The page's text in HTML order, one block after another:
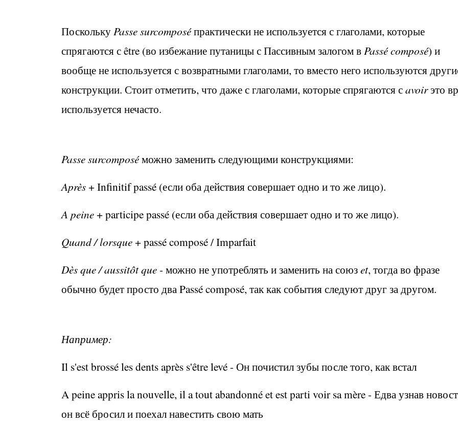
ПосколькуPasse surcomposéпрактически не используется с глаголами, которые
спрягаются сêtre (во избежание путаницы с Пассивным залогом вPassé composé) и
вообще не используется с возвратными глаголами, то вместо него используются
конструкции. Стоит отметить, что даже с глаголами, которые спрягаются сavoirэто
используется нечасто.
Passe surcomposéможно заменить следующими конструкциями:
Après+ Infinitif passé (если оба действия совершает одно и то же лицо).
A peine+ participe passé (если оба действия совершает одно и то же лицо).
Quand / lorsque+ passé composé / Imparfait
Dès que / aussitôt que- можно не употреблять и заменить на союзet, тогда во фразе
обычно будет просто дваPassé composé, так как события следуют друг за другом.
Например:
Il s'est brossé les dents après s'être levé - Он почистил зубы после того, как встал
A peine appris la nouvelle, il a tout abandonné et est parti voir sa mère - Едва узнав
он всё бросил и поехал навестить свою мать